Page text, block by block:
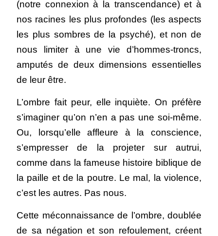
(notre connexion à la transcendance) et à
nos racines les plus profondes (les aspects
les plus sombres de la psyché), et non de
nous limiter à une vie d’hommes-troncs,
amputés de deux dimensions essentielles
de leur être.
L’ombre fait peur, elle inquiète. On préfère
s’imaginer qu’on n’en a pas une soi-même.
Ou, lorsqu’elle affleure à la conscience,
s’empresser de la projeter sur autrui,
comme dans la fameuse histoire biblique de
la paille et de la poutre. Le mal, la violence,
c’est les autres. Pas nous.
Cette méconnaissance de l’ombre, doublée
de sa négation et son refoulement, créent